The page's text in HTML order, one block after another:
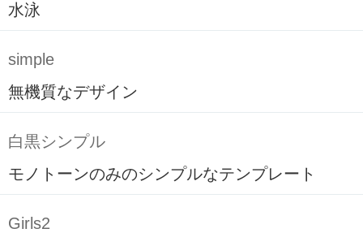
水泳
simple
無機質なデザイン
白黒シンプル
モノトーンのみのシンプルなテンプレート
Girls2